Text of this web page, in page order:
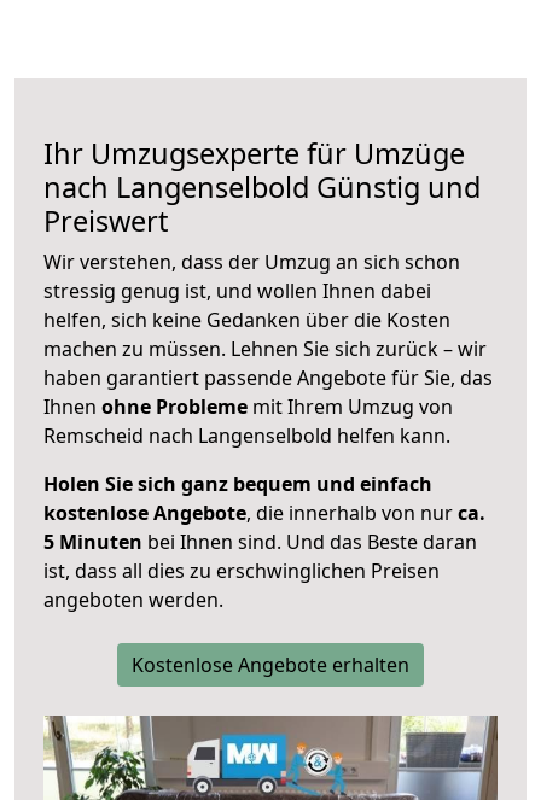
Ihr Umzugsexperte für Umzüge
nach Langenselbold Günstig und
Preiswert
Wir verstehen, dass der Umzug an sich schon
stressig genug ist, und wollen Ihnen dabei
helfen, sich keine Gedanken über die Kosten
machen zu müssen. Lehnen Sie sich zurück – wir
haben garantiert passende Angebote für Sie, das
Ihnen ohne Probleme mit Ihrem Umzug von
Remscheid nach Langenselbold helfen kann.
Holen Sie sich ganz bequem und einfach
kostenlose Angebote, die innerhalb von nurca.
5 Minuten bei Ihnen sind. Und das Beste daran
ist, dass all dies zu erschwinglichen Preisen
angeboten werden.
Kostenlose Angebote erhalten